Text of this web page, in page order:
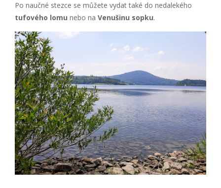
Po naučné stezce se můžete vydat také do nedalekého
tufového lomu nebo na Venušinu sopku.